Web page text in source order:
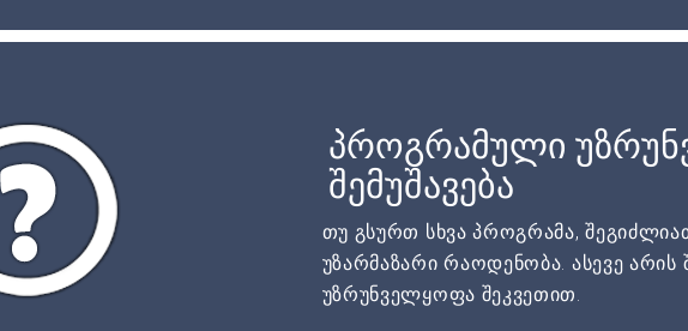
პროგრამული
შემუშავება
თუ გსურთ სხვა პროგრამა,
უზარმაზარი რაოდენობა. ასევე
უზრუნველყოფა შეკვეთით.